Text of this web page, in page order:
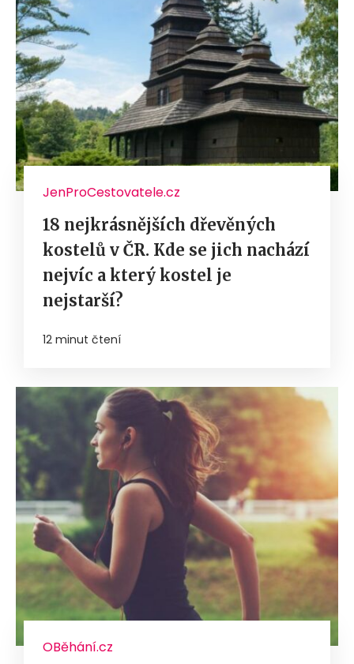
JenProCestovatele.cz
18 nejkrásnějších dřevěných
kostelů v ČR. Kde se jich nachází
nejvíc a který kostel je
nejstarší?
12 minut čtení
OBěhání.cz